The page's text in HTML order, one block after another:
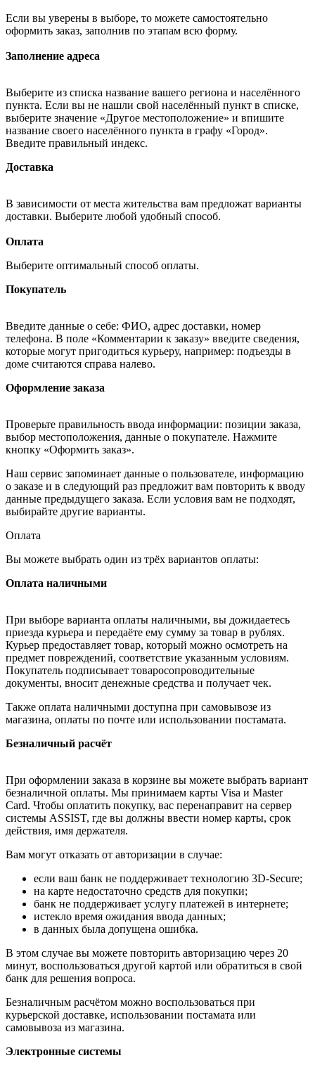
Если вы уверены в выборе, то можете самостоятельно
оформить заказ, заполнив по этапам всю форму.
Заполнение адреса
Выберите из списка название вашего региона и населённого
пункта. Если вы не нашли свой населённый пункт в списке,
выберите значение «Другое местоположение» и впишите
название своего населённого пункта в графу «Город».
Введите правильный индекс.
Доставка
В зависимости от места жительства вам предложат варианты
доставки. Выберите любой удобный способ.
Оплата
Выберите оптимальный способ оплаты.
Покупатель
Введите данные о себе: ФИО, адрес доставки, номер
телефона. В поле «Комментарии к заказу» введите сведения,
которые могут пригодиться курьеру, например: подъезды в
доме считаются справа налево.
Оформление заказа
Проверьте правильность ввода информации: позиции заказа,
выбор местоположения, данные о покупателе. Нажмите
кнопку «Оформить заказ».
Наш сервис запоминает данные о пользователе, информацию
о заказе и в следующий раз предложит вам повторить к вводу
данные предыдущего заказа. Если условия вам не подходят,
выбирайте другие варианты.
Оплата
Вы можете выбрать один из трёх вариантов оплаты:
Оплата наличными
При выборе варианта оплаты наличными, вы дожидаетесь
приезда курьера и передаёте ему сумму за товар в рублях.
Курьер предоставляет товар, который можно осмотреть на
предмет повреждений, соответствие указанным условиям.
Покупатель подписывает товаросопроводительные
документы, вносит денежные средства и получает чек.
Также оплата наличными доступна при самовывозе из
магазина, оплаты по почте или использовании постамата.
Безналичный расчёт
При оформлении заказа в корзине вы можете выбрать вариант
безналичной оплаты. Мы принимаем карты Visa и Master
Card. Чтобы оплатить покупку, вас перенаправит на сервер
системы ASSIST, где вы должны ввести номер карты, срок
действия, имя держателя.
Вам могут отказать от авторизации в случае:
если ваш банк не поддерживает технологию 3D-Secure;
на карте недостаточно средств для покупки;
банк не поддерживает услугу платежей в интернете;
истекло время ожидания ввода данных;
в данных была допущена ошибка.
В этом случае вы можете повторить авторизацию через 20
минут, воспользоваться другой картой или обратиться в свой
банк для решения вопроса.
Безналичным расчётом можно воспользоваться при
курьерской доставке, использовании постамата или
самовывоза из магазина.
Электронные системы